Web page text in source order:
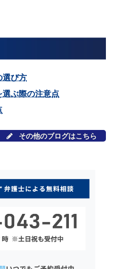
選び方
ぶ際の注意点
その他のブログはこちら